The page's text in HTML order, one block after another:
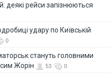
деякі рейси запізнюються
удару по Київській
0
стануть головними
Жорін
53 0